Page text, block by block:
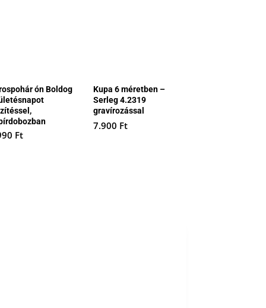
ón Boldog
Ft
Kupa 6 méretben –
Serleg 4.2319
gravírozással
7.900 Ft